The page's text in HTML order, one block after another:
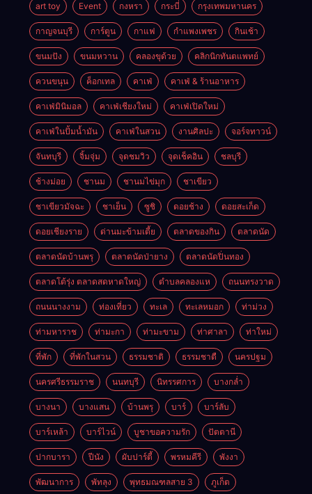
art toy Event กงหรา กระบี่ กรุงเทพมหานคร
กาญจนบุรี การ์ตูน กาแฟ กำแพงเพชร กินเช้า
ขนมปัง ขนมหวาน คลองขุด้วย คลิกนิกทันตแพทย์
ควนขนุน ค็อกเทล คาเฟ่ คาเฟ่ & ร้านอาหาร
คาเฟ่มินิมอล คาเฟ่เชียงใหม่ คาเฟ่เปิดใหม่
คาเฟ่ในปั้มน้ำมัน คาเฟ่ในสวน งานศิลปะ จอร์จทาวน์
จันทบุรี จิ้มจุ่ม จุดชมวิว จุดเช็คอิน ชลบุรี
ช้างม่อย ชานม ชานมไข่มุก ชาเขียว
ชาเขียวมัจฉะ ชาเย็น ซูชิ ดอยช้าง ดอยสะเก็ด
ดอยเชียงราย ด่านมะข้ามเตี้ย ตลาดของกิน ตลาดนัด
ตลาดนัดบ้านพรุ ตลาดนัดป่ายาง ตลาดนัดปิ่นทอง
ตลาดโต้รุ่ง ตลาดสดหาดใหญ่ ตำบลคลองแห ถนนทรงวาด
ถนนนางงาม ท่องเที่ยว ทะเล ทะเลหมอก ท่าม่วง
ท่ามหาราช ท่ามะกา ท่ามะขาม ท่าศาลา ท่าใหม่
ที่พัก ที่พักในสวน ธรรมชาติ ธรรมชาตื นครปฐม
นครศรีธรรมราช นนทบุรี นิทรรศการ บางกล่ำ
บางนา บางแสน บ้านพรุ บาร์ บาร์ลับ
บาร์เหล้า บาร์ไวน์ บูชาขอความรัก ปัตตานี
ปากบารา ปีนัง ผับปาร์ตี้ พรหมคีรี พังงา
พัฒนาการ พัทลุง พุทธมณฑลสาย 3 ภูเก็ต